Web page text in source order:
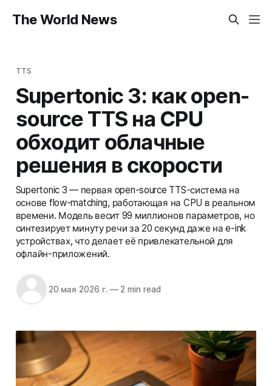
The World News
TTS
Supertonic 3: как open-
source TTS на CPU
обходит облачные
решения в скорости
Supertonic 3 — первая open-source TTS-система на
основе flow-matching, работающая на CPU в реальном
времени. Модель весит 99 миллионов параметров, но
синтезирует минуту речи за 20 секунд даже на e-ink
устройствах, что делает её привлекательной для
офлайн-приложений.
20 мая 2026 г. —2 min read